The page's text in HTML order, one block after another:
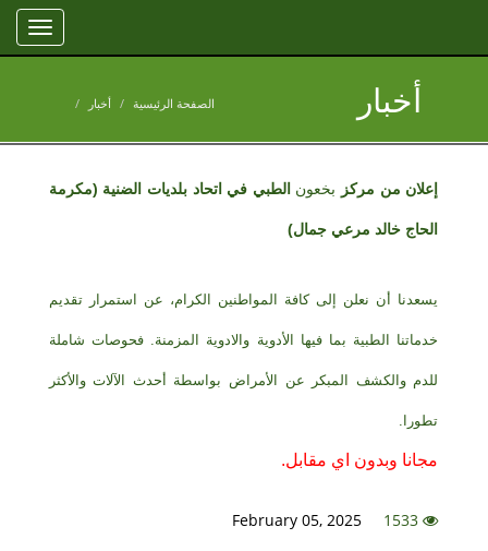
أخبار الصفحة الرئيسية أخبار
إعلان من مركز بخعون الطبي في اتحاد بلديات الضنية (مكرمة
الحاج خالد مرعي جمال)
يسعدنا أن نعلن إلى كافة المواطنين الكرام، عن استمرار تقديم
خدماتنا الطبية بما فيها الأدوية والادوية المزمنة. فحوصات شاملة
للدم والكشف المبكر عن الأمراض بواسطة أحدث الآلات والأكثر
تطورا.
مجانا وبدون اي مقابل.
1533
February 05, 2025